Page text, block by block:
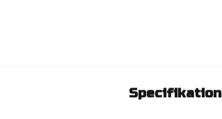
Specifikation